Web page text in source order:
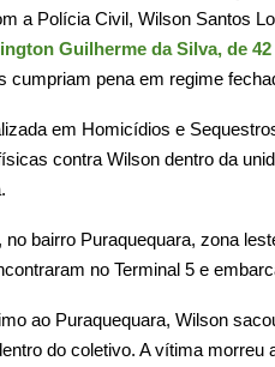
a Polícia Civil, Wilson Santos
Guilherme da Silva, de
cumpriam pena em regime
em Homicídios e
contra Wilson dentro da
bairro Puraquequara, zona
no Terminal 5 e
ao Puraquequara, Wilson
do coletivo. A vítima morreu